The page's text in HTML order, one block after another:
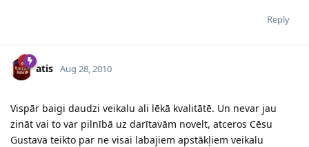
Reply
atis Aug 28, 2010
Vispār baigi daudzi veikalu ali lēkā kvalitātē. Un nevar jau
zināt vai to var pilnībā uz darītavām novelt, atceros Cēsu
Gustava teikto par ne visai labajiem apstākļiem veikalu